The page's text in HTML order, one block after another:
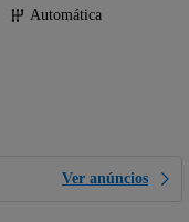
Automática
Ver anúncios